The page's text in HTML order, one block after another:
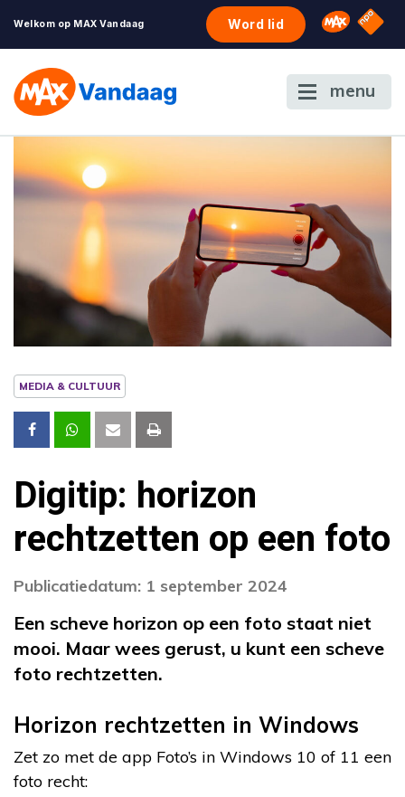
Welkom op MAX Vandaag Word lid Omroep
NPO
menu
MEDIA & CULTUUR
Digitip: horizon
rechtzetten op een foto
Publicatiedatum: 1 september 2024
Een scheve horizon op een foto staat niet
mooi. Maar wees gerust, u kunt een scheve
foto rechtzetten.
Horizon rechtzetten in Windows
Zet zo met de app Foto’s in Windows 10 of 11 een
foto recht: